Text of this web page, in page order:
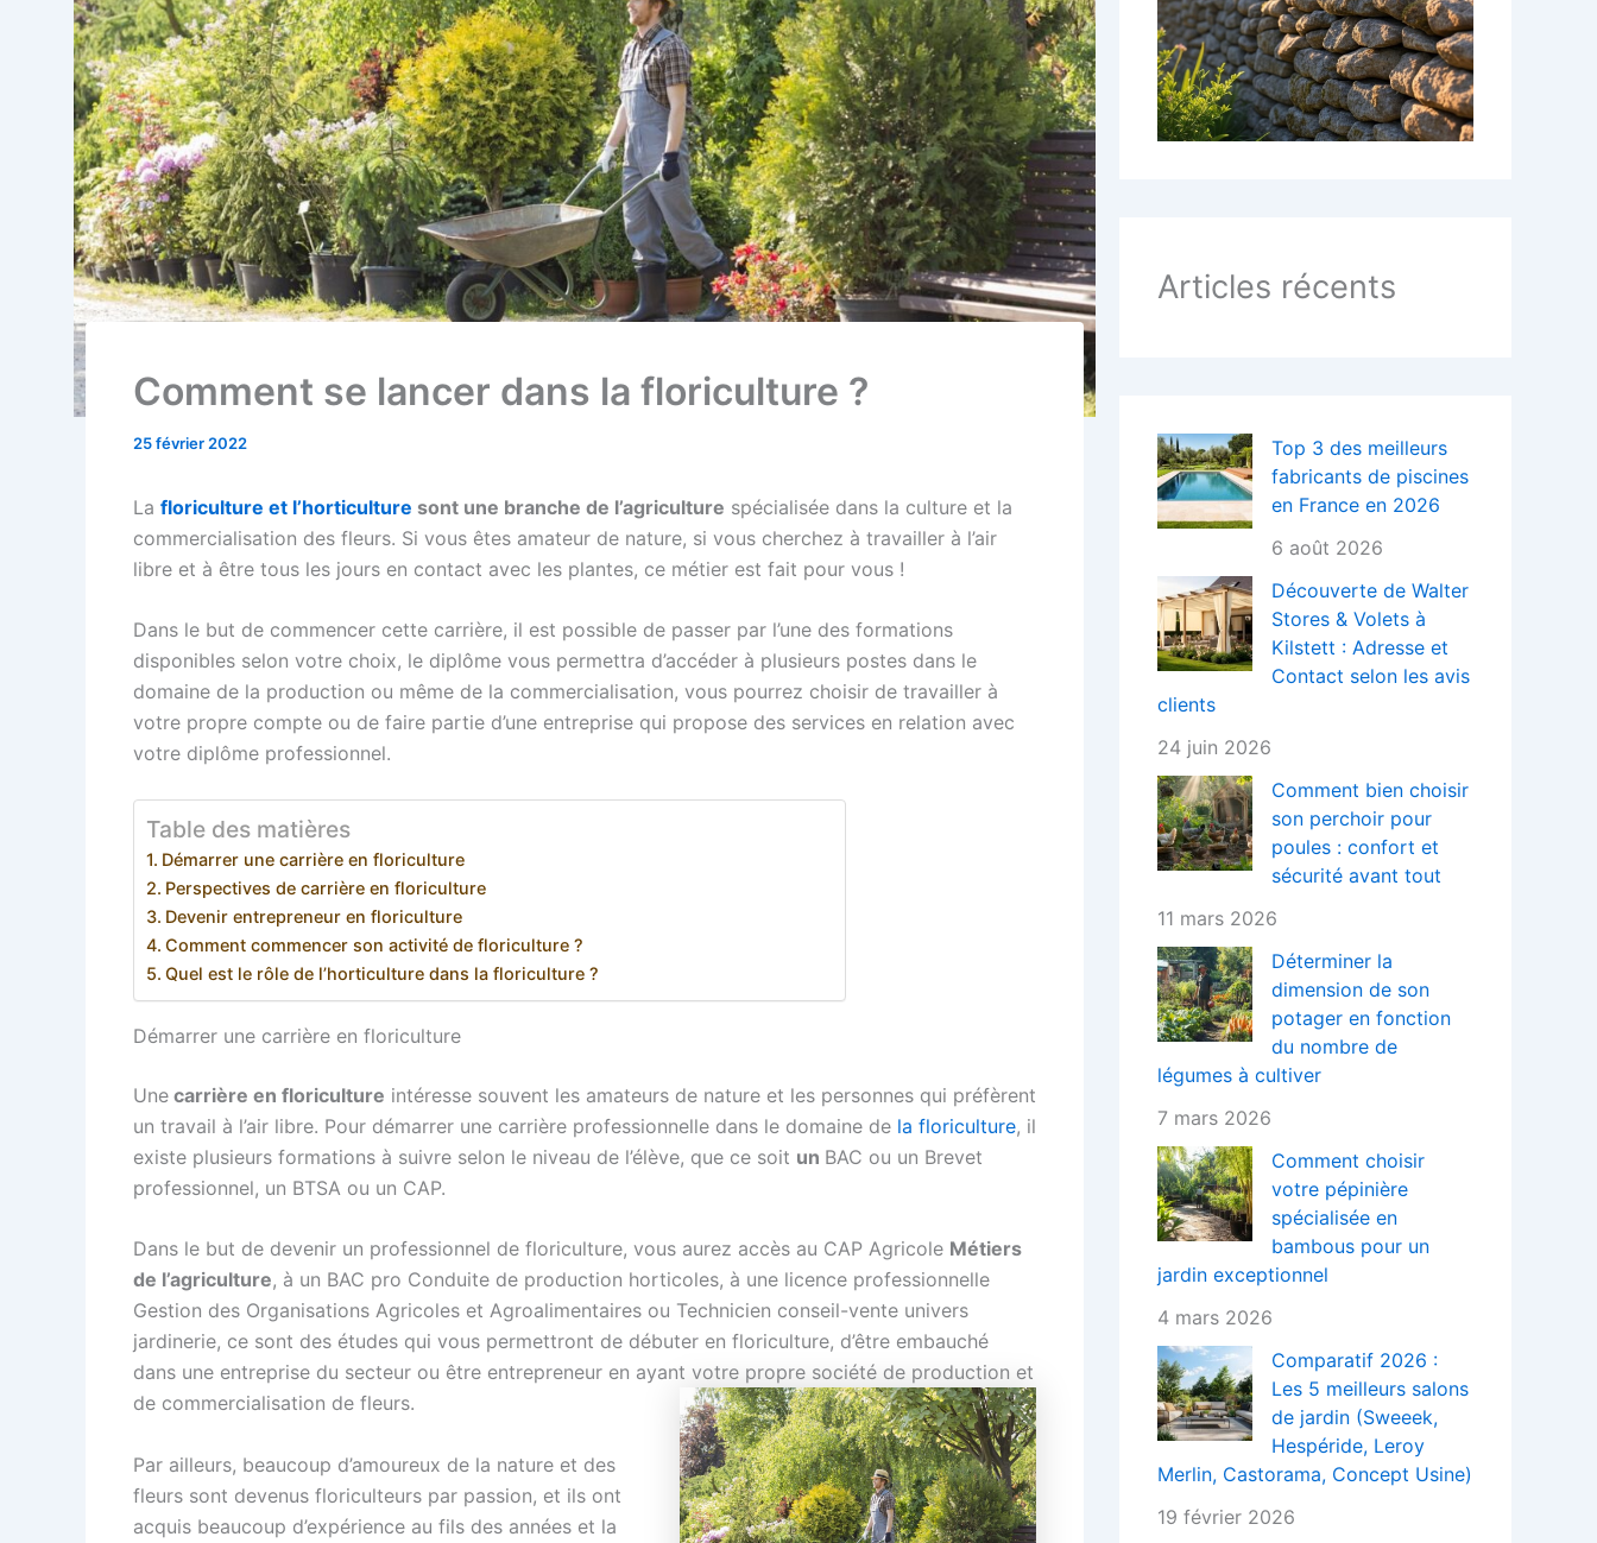
Comment se lancer dans la floriculture ?
25 février 2022
La floriculture et l’horticulture sont une branche de l’agriculture spécialisée dans la culture et la
commercialisation des fleurs. Si vous êtes amateur de nature, si vous cherchez à travailler à l’air
libre et à être tous les jours en contact avec les plantes, ce métier est fait pour vous !
Dans le but de commencer cette carrière, il est possible de passer par l’une des formations
disponibles selon votre choix, le diplôme vous permettra d’accéder à plusieurs postes dans le
domaine de la production ou même de la commercialisation, vous pourrez choisir de travailler à
votre propre compte ou de faire partie d’une entreprise qui propose des services en relation avec
votre diplôme professionnel.
Table des matières
Démarrer une carrière en floriculture
Perspectives de carrière en floriculture
Devenir entrepreneur en floriculture
Comment commencer son activité de floriculture ?
Quel est le rôle de l’horticulture dans la floriculture ?
Démarrer une carrière en floriculture
Une carrière en floriculture intéresse souvent les amateurs de nature et les personnes qui préfèrent
un travail à l’air libre. Pour démarrer une carrière professionnelle dans le domaine de la floriculture, il
existe plusieurs formations à suivre selon le niveau de l’élève, que ce soit un BAC ou un Brevet
professionnel, un BTSA ou un CAP.
Dans le but de devenir un professionnel de floriculture, vous aurez accès au CAP Agricole Métiers
de l’agriculture, à un BAC pro Conduite de production horticoles, à une licence professionnelle
Gestion des Organisations Agricoles et Agroalimentaires ou Technicien conseil-vente univers
jardinerie, ce sont des études qui vous permettront de débuter en floriculture, d’être embauché
dans une entreprise du secteur ou être entrepreneur en ayant votre propre société de production et
de commercialisation de fleurs.
Par ailleurs, beaucoup d’amoureux de la nature et des
fleurs sont devenus floriculteurs par passion, et ils ont
acquis beaucoup d’expérience au fils des années et la
:
Articles récents
Top 3 des meilleurs
fabricants de piscines
en France en 2026
6 août 2026
Découverte de Walter
Stores & Volets à
Kilstett : Adresse et
Contact selon les avis
clients
24 juin 2026
Comment bien choisir
son perchoir pour
poules : confort et
sécurité avant tout
11 mars 2026
Déterminer la
dimension de son
potager en fonction
du nombre de
légumes à cultiver
7 mars 2026
Comment choisir
votre pépinière
spécialisée en
bambous pour un
jardin exceptionnel
4 mars 2026
Comparatif 2026 :
Les 5 meilleurs salons
de jardin (Sweeek,
Hespéride, Leroy
Merlin, Castorama, Concept Usine)
19 février 2026